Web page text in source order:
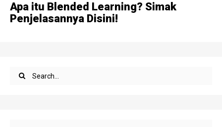
Apa itu Blended Learning? Simak
Penjelasannya Disini!